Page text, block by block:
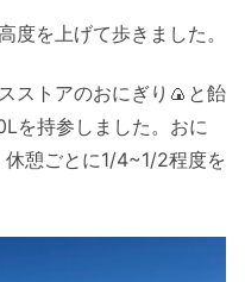
度を上げて歩きました。
ストアのおにぎり🍙と飴
を持参しました。おに
休憩ごとに1/4~1/2程度を